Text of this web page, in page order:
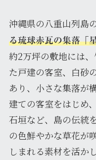
沖縄県の八重山列島の
る琉球赤瓦の集落「
約2万坪の敷地には
た戸建の客室、白砂
あり、小さな集落が
建ての客室をはじめ
石垣など、島の伝統
の色鮮やかな草花が
しまれる素材を活か